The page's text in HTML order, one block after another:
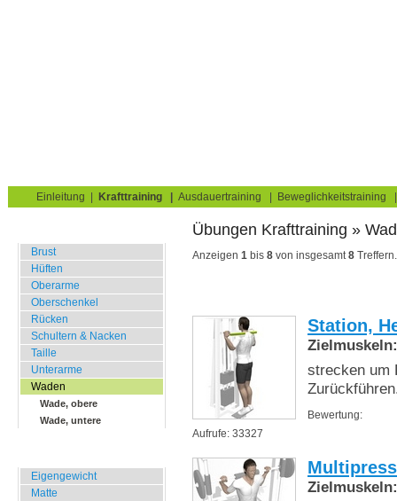
Einleitung Krafttraining Ausdauertraining Beweglichkeitstraining
Brust
Hüften
Oberarme
Oberschenkel
Rücken
Schultern & Nacken
Taille
Unterarme
Waden
Wade, obere
Wade, untere
Eigengewicht
Matte
Übungen Krafttraining »
Anzeigen 1 bis 8 von insgesamt8 Treffern.
Station,
Zielmuskeln:
strecken um
Bewertung:
Aufrufe: 33327
Zielmuskeln: